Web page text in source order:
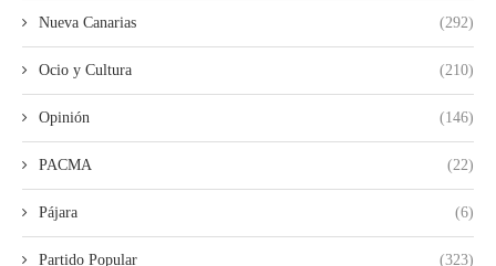
Nueva Canarias (292)
Ocio y Cultura (210)
Opinión (146)
PACMA (22)
Pájara (6)
Partido Popular (323)